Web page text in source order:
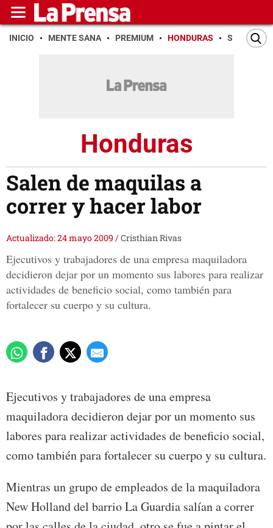
INICIO MENTE SANA PREMIUM HONDURAS SAN PEDRO
Honduras
Salen de maquilas a
correr y hacer labor
Actualizado: 24 mayo 2009 /Cristhian Rivas
Ejecutivos y trabajadores de una empresa maquiladora
decidieron dejar por un momento sus labores para realizar
actividades de beneficio social, como también para
fortalecer su cuerpo y su cultura.
Ejecutivos y trabajadores de una empresa
maquiladora decidieron dejar por un momento sus
labores para realizar actividades de beneficio social,
como también para fortalecer su cuerpo y su cultura.
Mientras un grupo de empleados de la maquiladora
New Holland del barrio La Guardia salían a correr